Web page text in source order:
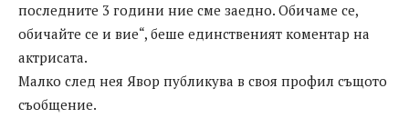
последните 3 години ние сме заедно. Обичаме се,
обичайте се и вие“, беше единственият коментар на
актрисата.
Малко след нея Явор публикува в своя профил същото
съобщение.